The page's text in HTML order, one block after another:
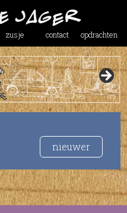
zusje contact opdrachten
nieuwer